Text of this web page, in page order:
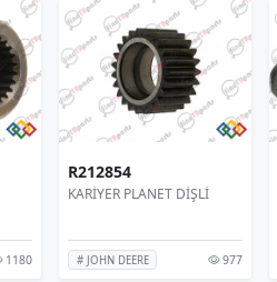
1180
R212854
KARİYER PLANET DİŞLİ
# JOHN DEERE 977